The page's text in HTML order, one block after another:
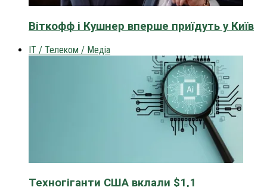
Віткофф і Кушнер вперше приїдуть у Київ
IT / Телеком / Медіа
Техногіганти США вклали $1,1